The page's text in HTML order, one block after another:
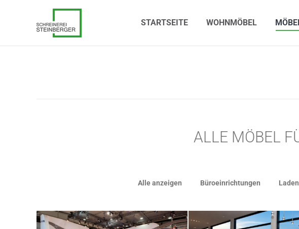
STARTSEITE WOHNMÖBEL
ALLE MÖBEL
Alle anzeigen Büroeinrichtungen